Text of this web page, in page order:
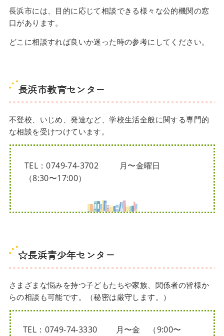
長浜市には、目的に応じて相談できる様々な公的機関の窓
口があります。
どこに相談すれば良いか迷った時の参考にしてください。
長浜市教育センター
不登校、いじめ、発達など、学校生活全般に関する専門的
な相談を受けつけています。
TEL：0749-74-3702 月〜金曜日
（8:30〜17:00）
☆長浜青少年センター
さまざまな悩みを持つ子どもたちや家族、関係者の皆様か
らの相談も可能です。（秘密は厳守します。）
TEL：0749-74-3330 月〜金 （9:00〜